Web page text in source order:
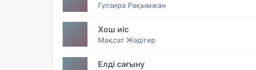
Гүлзира Рақымжан
Хош иіс
Мақсат Жәдігер
Елді сағыну